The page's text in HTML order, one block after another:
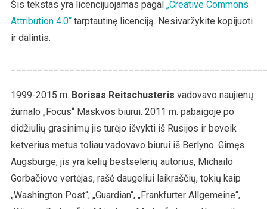
Šis tekstas yra licencijuojamas pagal„Creative Commons
Attribution 4.0“tarptautinę licenciją. Nesivaržykite kopijuoti
ir dalintis.
1999-2015 m. Borisas Reitschusteris vadovavo naujienų
žurnalo „Focus“ Maskvos biurui. 2011 m. pabaigoje po
didžiulių grasinimų jis turėjo išvykti iš Rusijos ir beveik
ketverius metus toliau vadovavo biurui iš Berlyno. Gimęs
Augsburge, jis yra kelių bestselerių autorius, Michailo
Gorbačiovo vertėjas, rašė daugeliui laikraščių, tokių kaip
„Washington Post“, „Guardian“, „Frankfurter Allgemeine“,